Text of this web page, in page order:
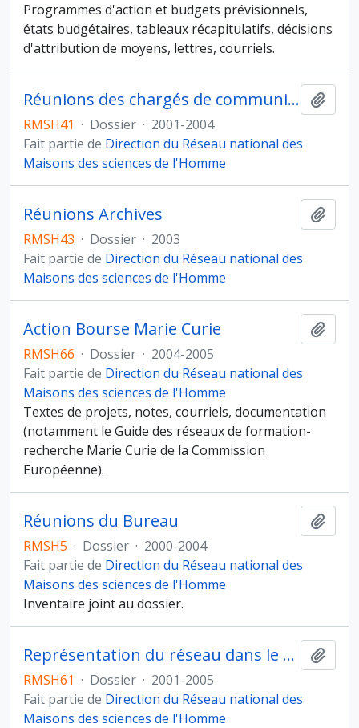
Programmes d'action et budgets prévisionnels,
états budgétaires, tableaux récapitulatifs, décisions
d'attribution de moyens, lettres, courriels.
Réunions des chargés de communication
RMSH41 · Dossier · 2001-2004
Fait partie de Direction du Réseau national des
Maisons des sciences de l'Homme
Réunions Archives
RMSH43 · Dossier · 2003
Fait partie de Direction du Réseau national des
Maisons des sciences de l'Homme
Action Bourse Marie Curie
RMSH66 · Dossier · 2004-2005
Fait partie de Direction du Réseau national des
Maisons des sciences de l'Homme
Textes de projets, notes, courriels, documentation
(notamment le Guide des réseaux de formation-
recherche Marie Curie de la Commission
Européenne).
Réunions du Bureau
RMSH5 · Dossier · 2000-2004
Fait partie de Direction du Réseau national des
Maisons des sciences de l'Homme
Inventaire joint au dossier.
Représentation du réseau dans le dispositif français de participation au 6ème PCRD
RMSH61 · Dossier · 2001-2005
Fait partie de Direction du Réseau national des
Maisons des sciences de l'Homme